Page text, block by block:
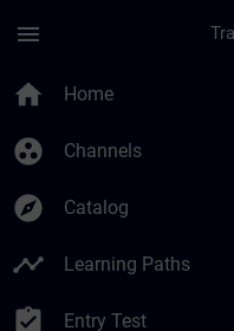
menu
home Home
group_work Channels
explore Catalog
timeline Learning Paths
assignment_turned_in Entry Test